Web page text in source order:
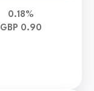
0.18%
GBP 0.90